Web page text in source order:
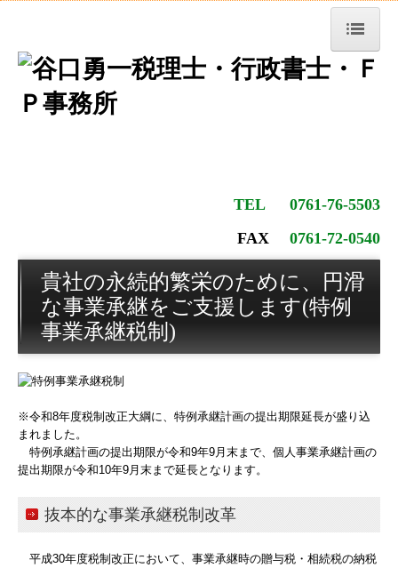
トップページ
お知らせ
税務トピックス
職員紹介
交通案内
業務案内
料金について
新規開業をお考えの方
税理士を見直したい方
相続・贈与でお悩みの方
TEL 0761-76-5503
FAX 0761-72-0540
貴社の永続的繁栄のために、円滑
な事業承継をご支援します(特例
事業承継税制)
※令和8年度税制改正大綱に、特例承継計画の提出期限延長が盛り込
まれました。
特例承継計画の提出期限が令和9年9月末まで、個人事業承継計画の
提出期限が令和10年9月末まで延長となります。
抜本的な事業承継税制改革
平成30年度税制改正において、事業承継時の贈与税・相続税の納税